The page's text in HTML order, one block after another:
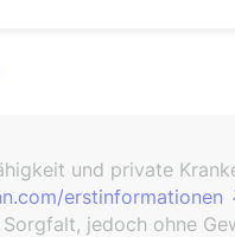
und private
erstinformationen
jedoch ohne